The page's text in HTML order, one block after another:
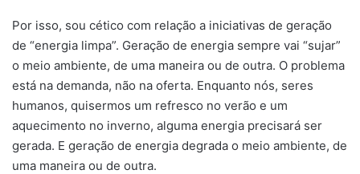
Por isso, sou cético com relação a iniciativas de geração
de “energia limpa”. Geração de energia sempre vai “sujar”
o meio ambiente, de uma maneira ou de outra. O problema
está na demanda, não na oferta. Enquanto nós, seres
humanos, quisermos um refresco no verão e um
aquecimento no inverno, alguma energia precisará ser
gerada. E geração de energia degrada o meio ambiente, de
uma maneira ou de outra.